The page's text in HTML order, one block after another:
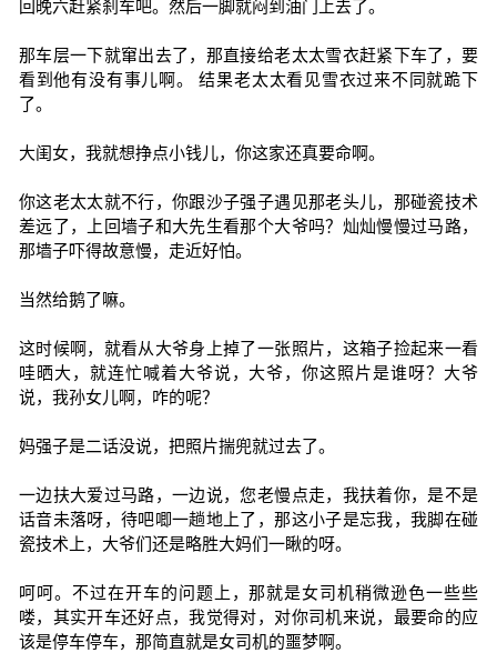
回晚六赶紧刹车吧。然后一脚就闷到油门上去了。
那车层一下就窜出去了，那直接给老太太雪衣赶紧下车了，要
看到他有没有事儿啊。 结果老太太看见雪衣过来不同就跪下
了。
大闺女，我就想挣点小钱儿，你这家还真要命啊。
你这老太太就不行，你跟沙子强子遇见那老头儿，那碰瓷技术
差远了，上回墙子和大先生看那个大爷吗？灿灿慢慢过马路，
那墙子吓得故意慢，走近好怕。
当然给鹅了嘛。
这时候啊，就看从大爷身上掉了一张照片，这箱子捡起来一看
哇晒大，就连忙喊着大爷说，大爷，你这照片是谁呀？大爷
说，我孙女儿啊，咋的呢？
妈强子是二话没说，把照片揣兜就过去了。
一边扶大爱过马路，一边说，您老慢点走，我扶着你，是不是
话音未落呀，待吧唧一趟地上了，那这小子是忘我，我脚在碰
瓷技术上，大爷们还是略胜大妈们一瞅的呀。
呵呵。不过在开车的问题上，那就是女司机稍微逊色一些些
喽，其实开车还好点，我觉得对，对你司机来说，最要命的应
该是停车停车，那简直就是女司机的噩梦啊。